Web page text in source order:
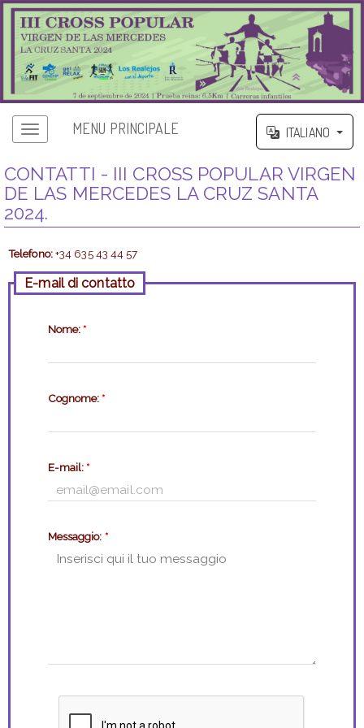
MENU PRINCIPALE ITALIANO
CONTATTI - III CROSS POPULAR VIRGEN
DE LAS MERCEDES LA CRUZ SANTA
2024.
Telefono:+34 635 43 44 57
E-mail di contatto
Nome: *
Cognome: *
E-mail: *
Messaggio: *